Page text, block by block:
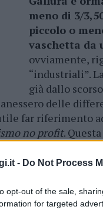
- Do Not Process
opt-out of the sale,
for targeted
meno di 3/
piccolo o
vaschetta da
ovviamente,
“industriali”.
già dallo
delle
far riferimento
no profit.
città italiane.
ultima con 4,55 –
.